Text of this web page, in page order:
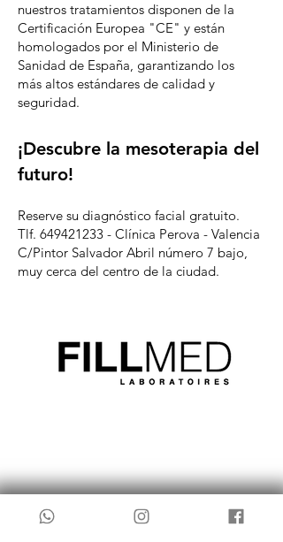
nuestros tratamientos disponen de la
Certificación Europea "CE" y están
homologados por el Ministerio de
Sanidad de España, garantizando los
más altos estándares de calidad y
seguridad.
¡Descubre la mesoterapia del
futuro!
Reserve su diagnóstico facial gratuito.
Tlf. 649421233 - Clínica Perova - Valencia
C/Pintor Salvador Abril número 7 bajo,
muy cerca del centro de la ciudad.
RESULTADO APLICACIÓN DURACIÓN